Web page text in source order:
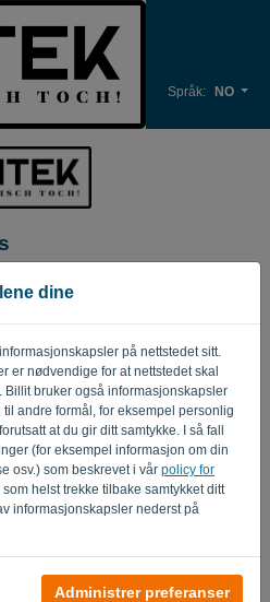
dine
på nettstedet sitt.
er nødvendige for at nettstedet skal
bruker også informasjonskapsler
andre formål, for eksempel personlig
at du gir ditt samtykke. I så fall
(for eksempel informasjon om din
osv.) som beskrevet i vår policy for
helst trekke tilbake samtykket ditt
informasjonskapsler nederst på
Administrer preferanser
Språk: NO